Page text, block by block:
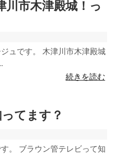
川市木津殿城！っ
ュです。 木津川市木津殿城
続きを読む
てます？
。 ブラウン管テレビって知